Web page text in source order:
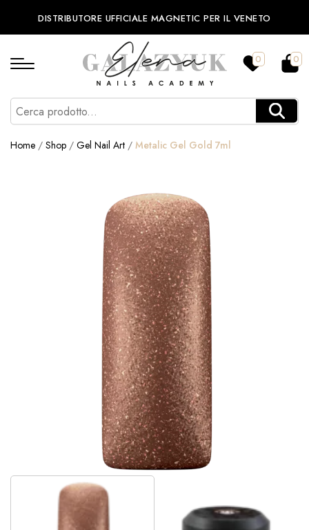
DISTRIBUTORE UFFICIALE MAGNETIC PER IL VENETO
0 0
Home / Shop / Gel Nail Art / Metalic Gel Gold 7ml